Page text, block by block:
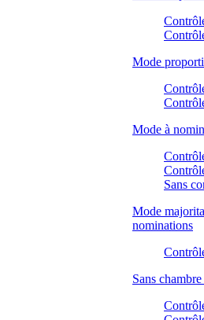
Mode
Mode à
Sans
Mode
nominations
Sans